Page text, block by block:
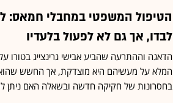
הטיפול המשפטי במחבלי חמאס:
לבדו, אך גם לא לפעול בלעדיו
הדאגה וההתרעה שהביע אבישי גרינצייג
המלא על מעשיהם היא מוצדקת, אך החשש שהוא
בחסרונות של חקיקה חדשה ובשאלה האם ניתן